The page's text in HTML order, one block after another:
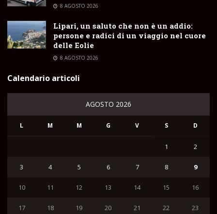
8 AGOSTO 2026
Lipari, un saluto che non è un addio:
persone e radici di un viaggio nel cuore
delle Eolie
8 AGOSTO 2026
Calendario articoli
AGOSTO 2026
L M M G V S D
1 2
3 4 5 6 7 8 9
10 11 12 13 14 15 16
17 18 19 20 21 22 23